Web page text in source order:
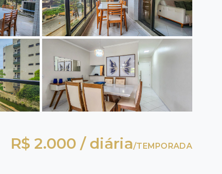
R$ 2.000 / diária/TEMPORADA